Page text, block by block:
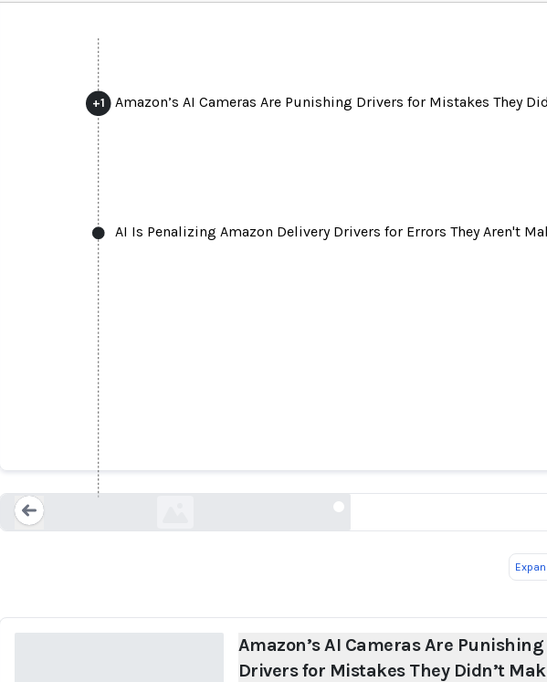
+1 Amazon’s AI Cameras Are Punishing Drivers for Mistakes They
AI Is Penalizing Amazon Delivery Drivers for Errors They Aren't
Loading...
Amazon’s AI Cameras Are Punishing Drivers for Mistakes
Amazon’s AI Cameras Are Punishing
Drivers for Mistakes They Didn’t